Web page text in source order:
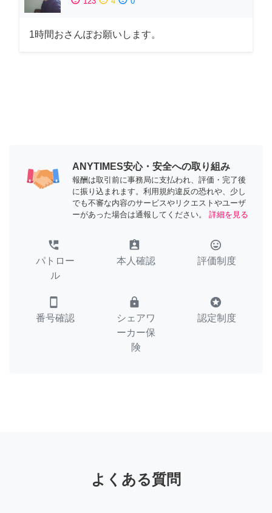
1時間おさんぽお願いします。
ANYTIMES安心・安全への取り組み
報酬は取引前に事務局に支払われ、評価・完了後
に振り込まれます。利用規約違反の恐れや、少し
でも不審な内容のサービスやリクエストやユーザ
ーがあった場合は通報してください。
詳細を見る
perm_phone_msg
パトロー
ル
assignment_ind
本人確認
tag_faces
評価制度
smartphone
番号確認
lock
シェアワ
ーカー保
険
stars
認定制度
よくある質問